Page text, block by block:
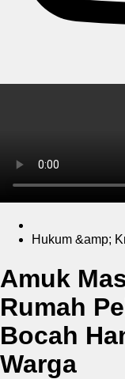
Hukum &amp;
Amuk
Rumah
Bocah
Warga